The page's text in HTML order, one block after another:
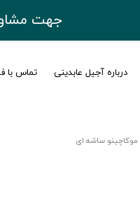
جهت مشاوره
درباره آجیل عابدینی تماس با
موکاچینو ساشه ای